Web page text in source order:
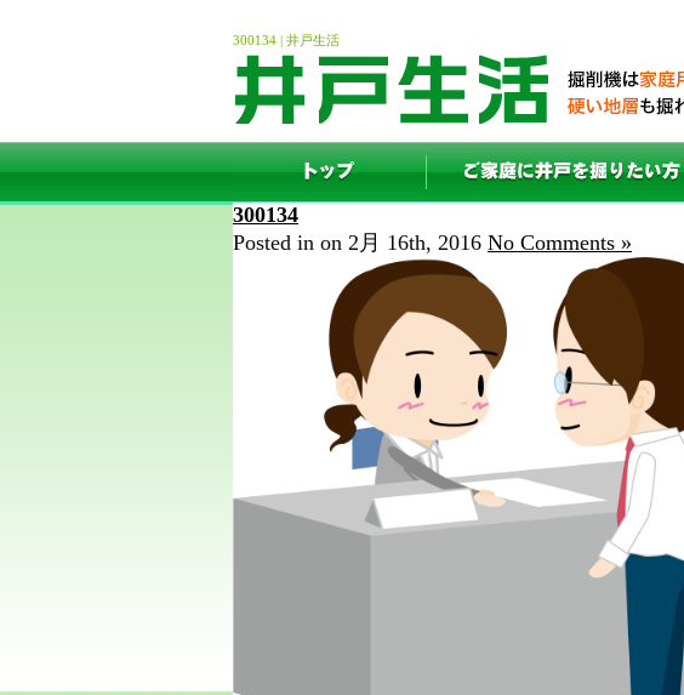
300134 | 井戸生活
300134
Posted in on 2月 16th, 2016 No Comments »